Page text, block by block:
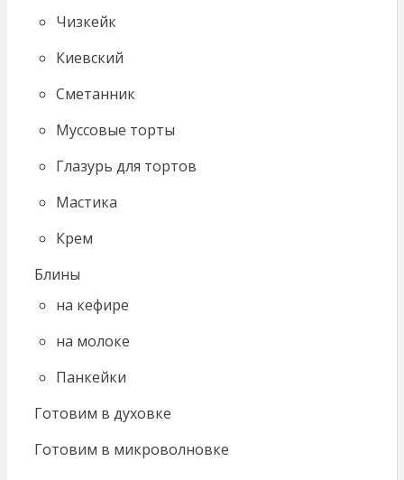
Чизкейк
Киевский
Сметанник
Муссовые торты
Глазурь для тортов
Мастика
Крем
Блины
на кефире
на молоке
Панкейки
Готовим в духовке
Готовим в микроволновке